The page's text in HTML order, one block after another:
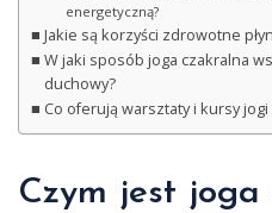
energetyczną?
Jakie są korzyści zdrowotne
W jaki sposób joga czakralna
duchowy?
Co oferują warsztaty i kursy
Czym jest joga